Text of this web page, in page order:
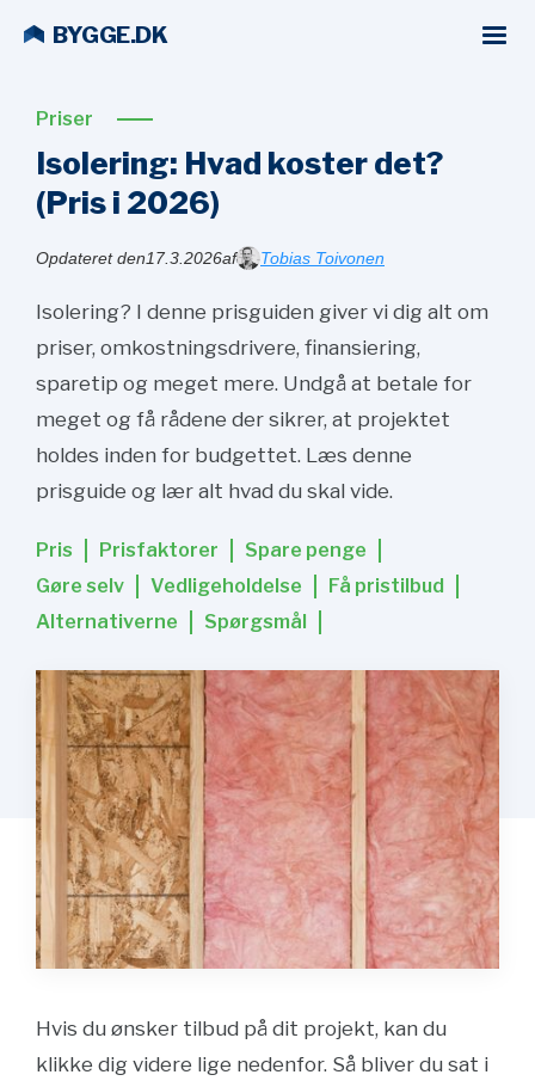
BYGGE.DK
Priser
Isolering: Hvad koster det?
(Pris i 2026)
Opdateret den17.3.2026af Tobias Toivonen
Isolering? I denne prisguiden giver vi dig alt om
priser, omkostningsdrivere, finansiering,
sparetip og meget mere. Undgå at betale for
meget og få rådene der sikrer, at projektet
holdes inden for budgettet. Læs denne
prisguide og lær alt hvad du skal vide.
Pris Prisfaktorer
Spare penge
Gøre selv
Vedligeholdelse
Få pristilbud
Alternativerne
Spørgsmål
Hvis du ønsker tilbud på dit projekt, kan du
klikke dig videre lige nedenfor. Så bliver du sat i